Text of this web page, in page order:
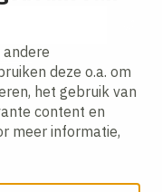
deze o.a. om
het gebruik van
content en
meer informatie,